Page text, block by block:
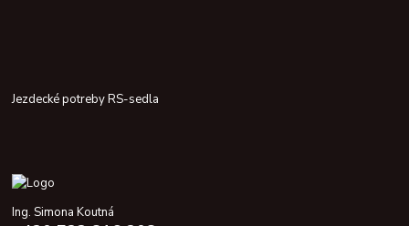
Jezdecké potreby RS-sedla
Ing. Simona Koutná